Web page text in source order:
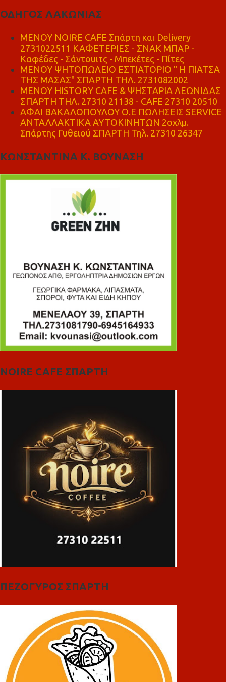
ΟΔΗΓΟΣ ΛΑΚΩΝΙΑΣ
MENOY NOIRE CAFE Σπάρτη και Delivery
2731022511 ΚΑΦΕΤΕΡΙΕΣ - ΣΝΑΚ ΜΠΑΡ -
Καφέδες - Σάντουιτς - Μπεκέτες - Πίτες
ΜΕΝΟΥ ΨΗΤΟΠΩΛΕΙΟ ΕΣΤΙΑΤΟΡΙΟ " Η ΠΙΑΤΣΑ
ΤΗΣ ΜΑΣΑΣ" ΣΠΑΡΤΗ ΤΗΛ. 2731082002
ΜΕΝΟΥ HISTORY CAFE & ΨΗΣΤΑΡΙΑ ΛΕΩΝΙΔΑΣ
ΣΠΑΡΤΗ ΤΗΛ. 27310 21138 - CAFE 27310 20510
ΑΦΑΙ ΒΑΚΑΛΟΠΟΥΛΟΥ Ο.Ε ΠΩΛΗΣΕΙΣ SERVICE
ΑΝΤΑΛΛΑΚΤΙΚΑ ΑΥΤΟΚΙΝΗΤΩΝ 2οχλμ.
Σπάρτης Γυθειού ΣΠΑΡΤΗ Τηλ. 27310 26347
ΚΩΝΣΤΑΝΤΙΝΑ Κ. ΒΟΥΝΑΣΗ
NOIRE CAFE ΣΠΑΡΤΗ
ΠΕΖΟΓΥΡΟΣ ΣΠΑΡΤΗ